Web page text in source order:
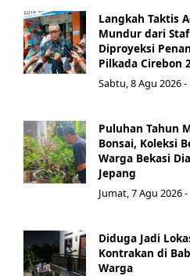
Langkah Taktis
Mundur dari
Diproyeksi
Pilkada Cirebon
Sabtu, 8 Agu 2026 -
Puluhan Tahun
Bonsai, Koleksi
Warga Bekasi
Jepang
Jumat, 7 Agu 2026 -
Diduga Jadi
Kontrakan di
Warga